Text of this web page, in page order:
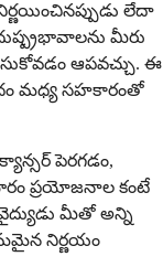
లేదా
మీరు
ఆపవచ్చు. ఈ
మధ్య సహకారంతో
పెరగడం,
ప్రయోజనాల కంటే
మీతో అన్ని
నిర్ణయం